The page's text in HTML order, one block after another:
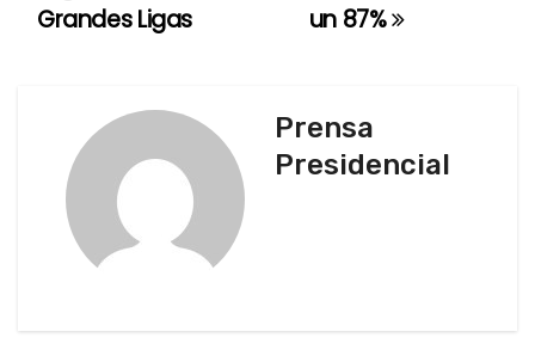
v
un 87%
Grandes Ligas
Prensa
Presidencial